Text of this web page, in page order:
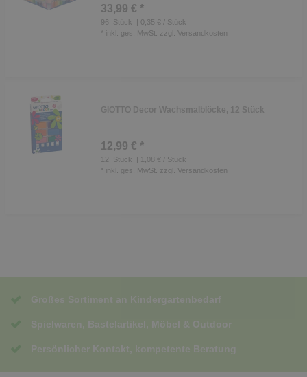
33,99 € *
96 Stück
| 0,35 € / Stück
* inkl. ges. MwSt. zzgl. Versandkosten
GIOTTO Decor Wachsmalblöcke, 12 Stück
12,99 € *
12 Stück
| 1,08 € / Stück
* inkl. ges. MwSt. zzgl. Versandkosten
Großes Sortiment an Kindergartenbedarf
Spielwaren, Bastelartikel, Möbel & Outdoor
Persönlicher Kontakt, kompetente Beratung